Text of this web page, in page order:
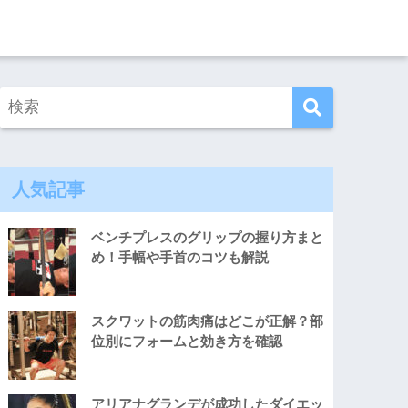
人気記事
ベンチプレスのグリップの握り方まと
め！手幅や手首のコツも解説
スクワットの筋肉痛はどこが正解？部
位別にフォームと効き方を確認
アリアナグランデが成功したダイエッ